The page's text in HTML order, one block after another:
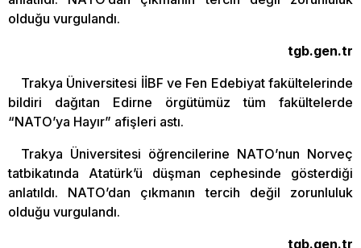
olduğu vurgulandı.
tgb.gen.tr
Trakya Üniversitesi İİBF ve Fen Edebiyat fakültelerinde
bildiri dağıtan Edirne örgütümüz tüm fakültelerde
“NATO’ya Hayır” afişleri astı.
Trakya Üniversitesi öğrencilerine NATO’nun Norveç
tatbikatında Atatürk’ü düşman cephesinde gösterdiği
anlatıldı. NATO’dan çıkmanın tercih değil zorunluluk
olduğu vurgulandı.
tgb.gen.tr